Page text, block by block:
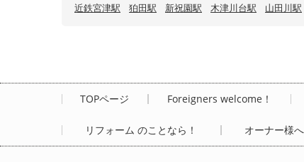
近鉄宮津駅 狛田駅 新祝園駅 木津川台駅 山田川駅
TOPページ Foreigners welcome！
リフォーム のことなら！ オーナー様へ